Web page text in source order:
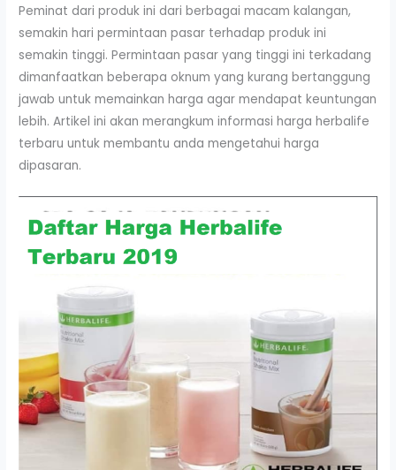
Peminat dari produk ini dari berbagai macam kalangan,
semakin hari permintaan pasar terhadap produk ini
semakin tinggi. Permintaan pasar yang tinggi ini terkadang
dimanfaatkan beberapa oknum yang kurang bertanggung
jawab untuk memainkan harga agar mendapat keuntungan
lebih. Artikel ini akan merangkum informasi harga herbalife
terbaru untuk membantu anda mengetahui harga
dipasaran.